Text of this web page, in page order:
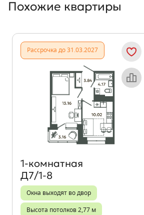
Похожие квартиры
Рассрочка до 31.03.2027
Объект месяца
1‑комнатная
Д7/1-8
Окна выходят во двор
Высота потолков 2,77 м